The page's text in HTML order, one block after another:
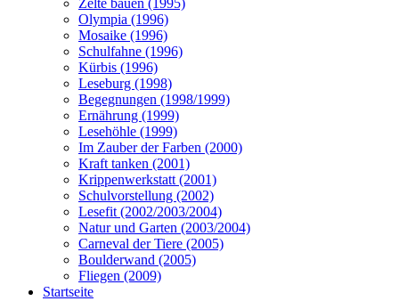
Zelte bauen (1995)
Olympia (1996)
Mosaike (1996)
Schulfahne (1996)
Kürbis (1996)
Leseburg (1998)
Begegnungen (1998/1999)
Ernährung (1999)
Lesehöhle (1999)
Im Zauber der Farben (2000)
Kraft tanken (2001)
Krippenwerkstatt (2001)
Schulvorstellung (2002)
Lesefit (2002/2003/2004)
Natur und Garten (2003/2004)
Carneval der Tiere (2005)
Boulderwand (2005)
Fliegen (2009)
Startseite